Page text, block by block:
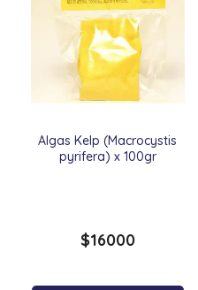
Algas Kelp (Macrocystis
pyrifera) x 100gr
$16000